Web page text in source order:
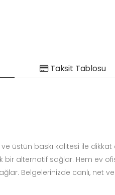
Taksit Tablosu
ve üstün baskı kalitesi ile
alternatif sağlar. Hem ev
Belgelerinizde canlı, net